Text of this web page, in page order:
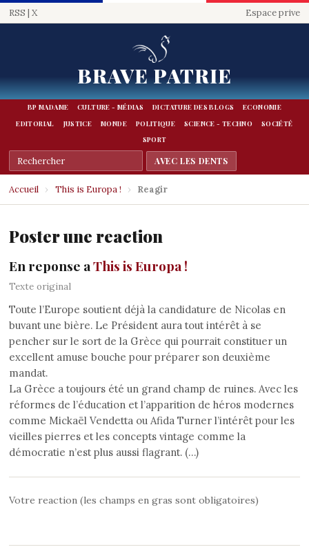
RSS | X Espace prive
BRAVE PATRIE
BP MADAME CULTURE - MÉDIAS DICTATURE DES BLOGS
ECONOMIE
EDITORIAL
JUSTICE MONDE POLITIQUE SCIENCE - TECHNO
SOCIÉTÉ
SPORT
Accueil › This is Europa ! › Reagir
Poster une reaction
En reponse aThis is Europa !
Texte original
Toute l’Europe soutient déjà la candidature de Nicolas en
buvant une bière. Le Président aura tout intérêt à se
pencher sur le sort de la Grèce qui pourrait constituer un
excellent amuse bouche pour préparer son deuxième
mandat.
La Grèce a toujours été un grand champ de ruines. Avec les
réformes de l’éducation et l’apparition de héros modernes
comme Mickaël Vendetta ou Afida Turner l’intérêt pour les
vieilles pierres et les concepts vintage comme la
démocratie n’est plus aussi flagrant. (…)
Votre reaction (les champs en gras sont obligatoires)